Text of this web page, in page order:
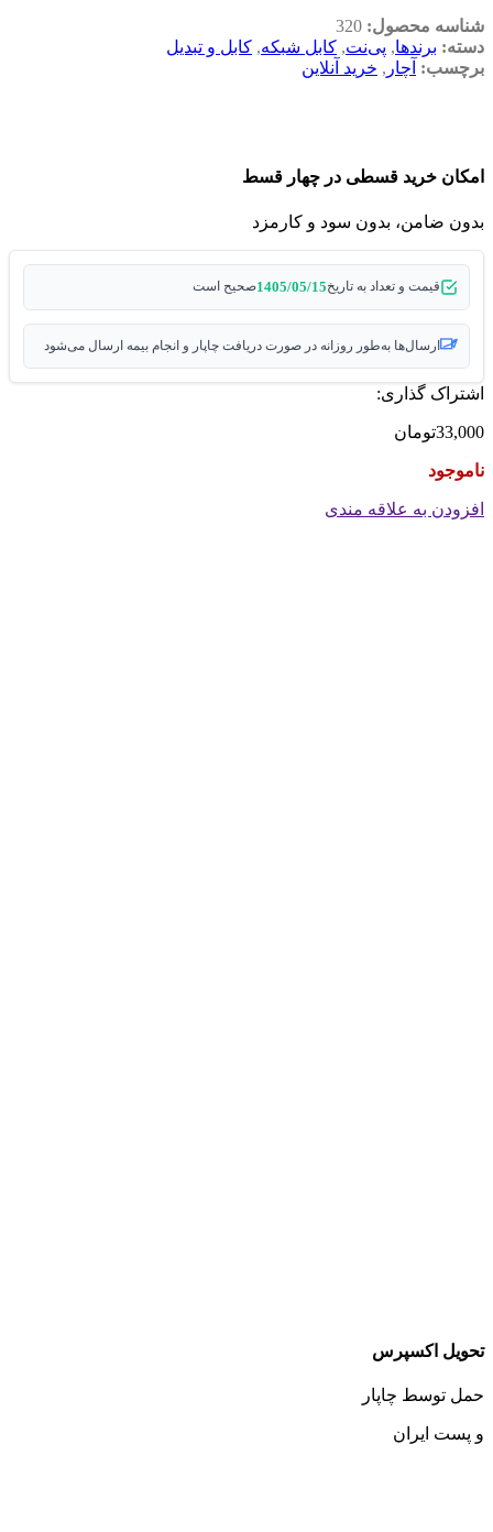
شناسه محصول: 320
دسته: برندها, پی‌نت, کابل شبکه, کابل و تبدیل
برچسب: آچار , خرید آنلاین
امکان خرید قسطی در چهار قسط
بدون ضامن، بدون سود و کارمزد
قیمت و تعداد به تاریخ1405/05/15صحیح است
ارسال‌ها به‌طور روزانه در صورت دریافت چاپار و انجام بیمه ارسال می‌شود
اشتراک گذاری:
33,000تومان
ناموجود
افزودن به علاقه مندی
تحویل اکسپرس
حمل توسط چاپار
و پست ایران